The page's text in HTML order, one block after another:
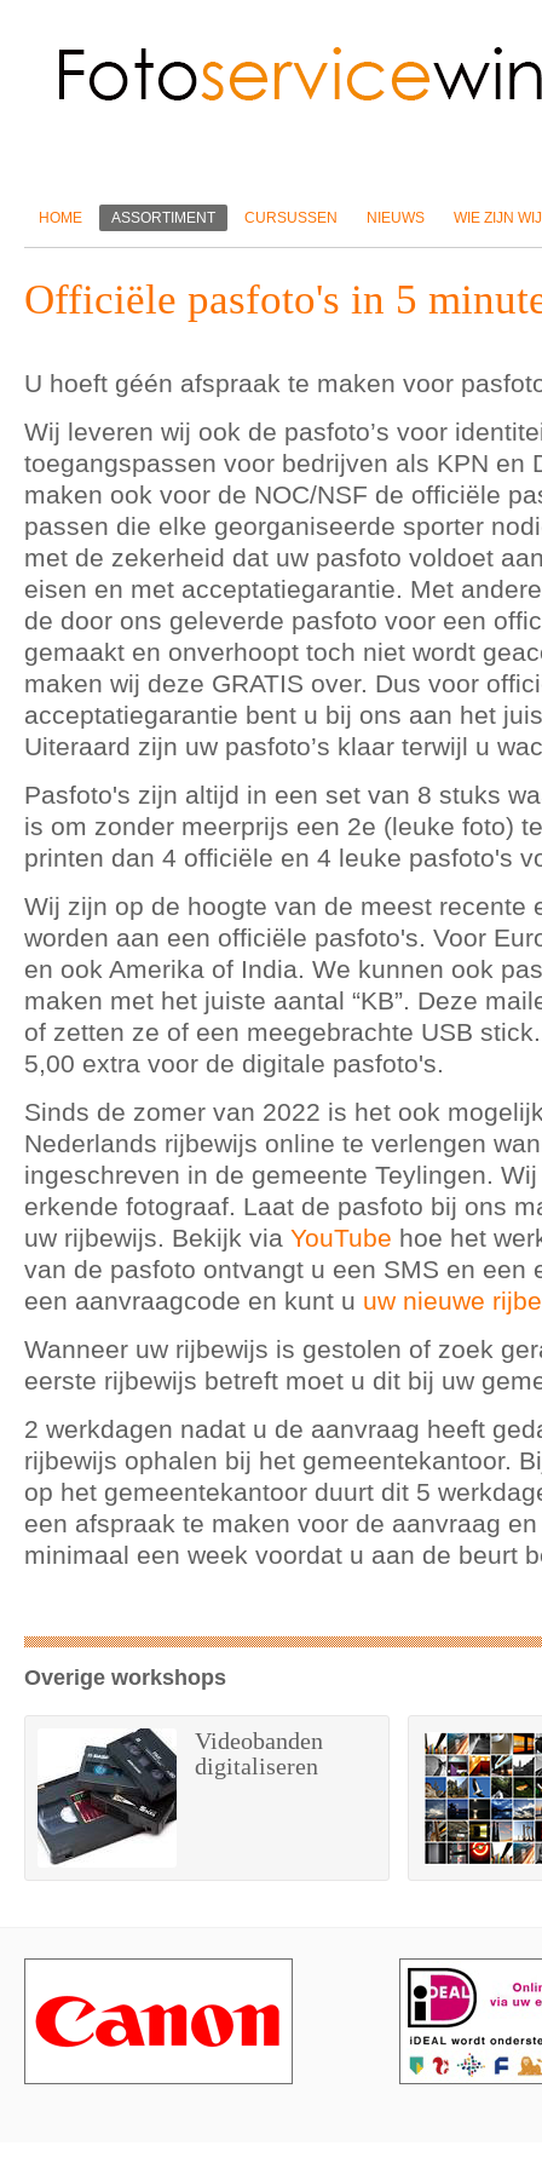
HOME ASSORTIMENT CURSUSSEN NIEUWS WIE ZIJN WIJ
Officiële pasfoto's in 5
U hoeft géén afspraak te maken voor
Wij leveren wij ook de pasfoto’s voor
toegangspassen voor bedrijven als KPN en
maken ook voor de NOC/NSF de officiële
passen die elke georganiseerde sporter
met de zekerheid dat uw pasfoto voldoet
eisen en met acceptatiegarantie. Met
de door ons geleverde pasfoto voor een
gemaakt en onverhoopt toch niet wordt
maken wij deze GRATIS over. Dus voor
acceptatiegarantie bent u bij ons aan het
Uiteraard zijn uw pasfoto’s klaar terwijl u
Pasfoto's zijn altijd in een set van 8 stuks
is om zonder meerprijs een 2e (leuke foto)
printen dan 4 officiële en 4 leuke pasfoto's
Wij zijn op de hoogte van de meest recente
worden aan een officiële pasfoto's. Voor
en ook Amerika of India. We kunnen ook
maken met het juiste aantal “KB”. Deze
of zetten ze of een meegebrachte USB
5,00 extra voor de digitale pasfoto's.
Sinds de zomer van 2022 is het ook
Nederlands rijbewijs online te verlengen
ingeschreven in de gemeente Teylingen.
erkende fotograaf. Laat de pasfoto bij ons
uw rijbewijs. Bekijk via YouTube hoe het
van de pasfoto ontvangt u een SMS en een
een aanvraagcode en kunt u uw nieuwe
Wanneer uw rijbewijs is gestolen of zoek
eerste rijbewijs betreft moet u dit bij uw
2 werkdagen nadat u de aanvraag heeft
rijbewijs ophalen bij het gemeentekantoor.
op het gemeentekantoor duurt dit 5
een afspraak te maken voor de aanvraag
minimaal een week voordat u aan de beurt
Overige workshops
Videobanden
digitaliseren